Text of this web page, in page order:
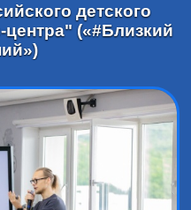
детского
центра" («#Близкий